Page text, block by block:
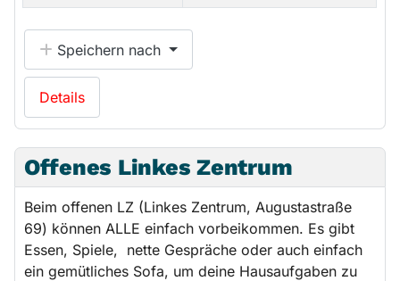
Speichern nach
Details
Offenes Linkes Zentrum
Beim offenen LZ (Linkes Zentrum, Augustastraße
69) können ALLE einfach vorbeikommen. Es gibt
Essen, Spiele, nette Gespräche oder auch einfach
ein gemütliches Sofa, um deine Hausaufgaben zu